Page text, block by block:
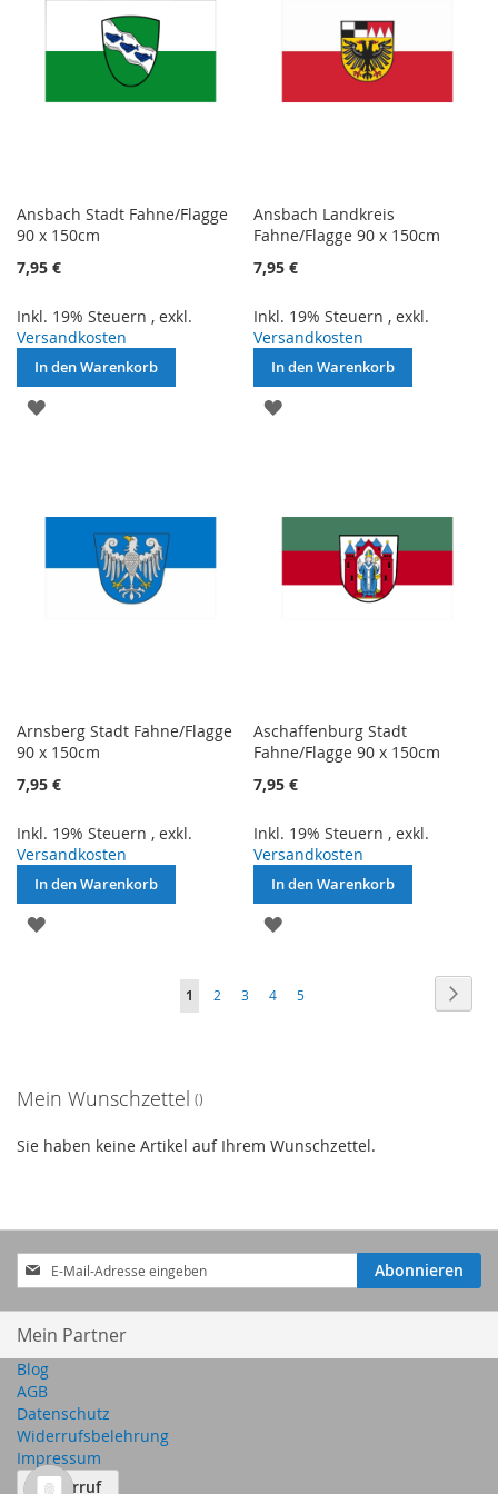
Ansbach Stadt Fahne/Flagge
90 x 150cm
7,95 €
Inkl. 19% Steuern , exkl.
Versandkosten
In den Warenkorb
ZUR
Ansbach Landkreis
Fahne/Flagge 90 x 150cm
7,95 €
Inkl. 19% Steuern ,exkl.
Versandkosten
In den Warenkorb
ZUR
Arnsberg Stadt Fahne/Flagge
90 x 150cm
7,95 €
Inkl. 19% Steuern , exkl.
Versandkosten
In den Warenkorb
ZUR
Aschaffenburg Stadt
Fahne/Flagge 90 x 150cm
7,95 €
Inkl. 19% Steuern ,exkl.
Versandkosten
In den Warenkorb
ZUR
HINZUFÜGEN
Seite
Sie
Seite
1 Seite
2 Seite
3 Seite
4 Seite
5
Mein Wunschzettel
Sie haben keine Artikel auf Ihrem Wunschzettel.
Anmeldung
zum
Newsletter:
Abonnieren
Mein Partner
Blog
AGB
Datenschutz
Widerrufsbelehrung
Impressum
Widerruf